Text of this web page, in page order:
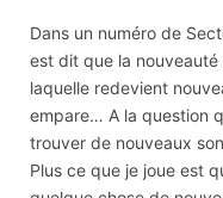
Dans un numéro de
est dit que la nouveauté
laquelle redevient
empare… A la question
trouver de nouveaux
Plus ce que je joue est